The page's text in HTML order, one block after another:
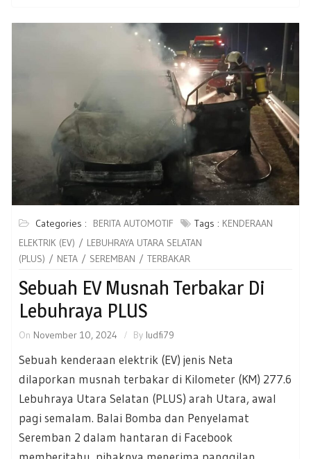
Categories : BERITA AUTOMOTIF Tags : KENDERAAN
ELEKTRIK (EV)
LEBUHRAYA UTARA SELATAN
(PLUS)
NETA SEREMBAN TERBAKAR
Sebuah EV Musnah Terbakar Di
Lebuhraya PLUS
On November 10, 2024 By ludfi79
Sebuah kenderaan elektrik (EV) jenis Neta
dilaporkan musnah terbakar di Kilometer (KM) 277.6
Lebuhraya Utara Selatan (PLUS) arah Utara, awal
pagi semalam. Balai Bomba dan Penyelamat
Seremban 2 dalam hantaran di Facebook